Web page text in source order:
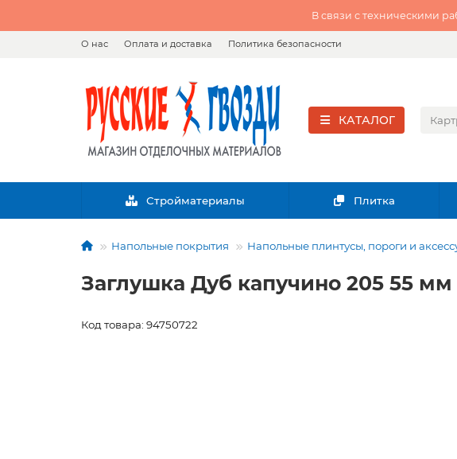
В связи с техническими
О нас Оплата и доставка Политика безопасности
КАТАЛОГ
Стройматериалы Плитка
Напольные покрытия Напольные плинтусы, пороги и
Заглушка Дуб капучино 205 55
Код товара: 94750722